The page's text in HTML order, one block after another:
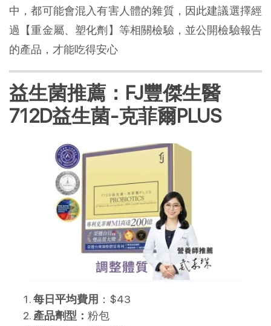
中，都可能會混入有害人體的雜質，因此建議選擇經
過【重金屬、塑化劑】等相關檢驗，並公開檢驗報告
的產品，才能吃得安心
益生菌推薦：FJ豐傑生醫
712D益生菌-克菲爾PLUS
每日平均費用 ：$43
產品劑型： 粉包